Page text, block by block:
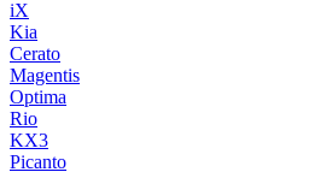
iX
Kia
Cerato
Magentis
Optima
Rio
KX3
Picanto